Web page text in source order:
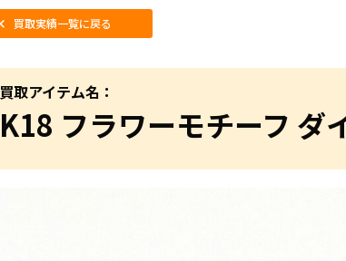
買取実績一覧に戻る
買取アイテム名：
K18 フラワーモチーフ ダ